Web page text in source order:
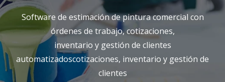
Software de estimación de pintura comercial con
órdenes de trabajo, cotizaciones,
inventario y gestión de clientes
automatizadoscotizaciones, inventario y gestión de
clientes